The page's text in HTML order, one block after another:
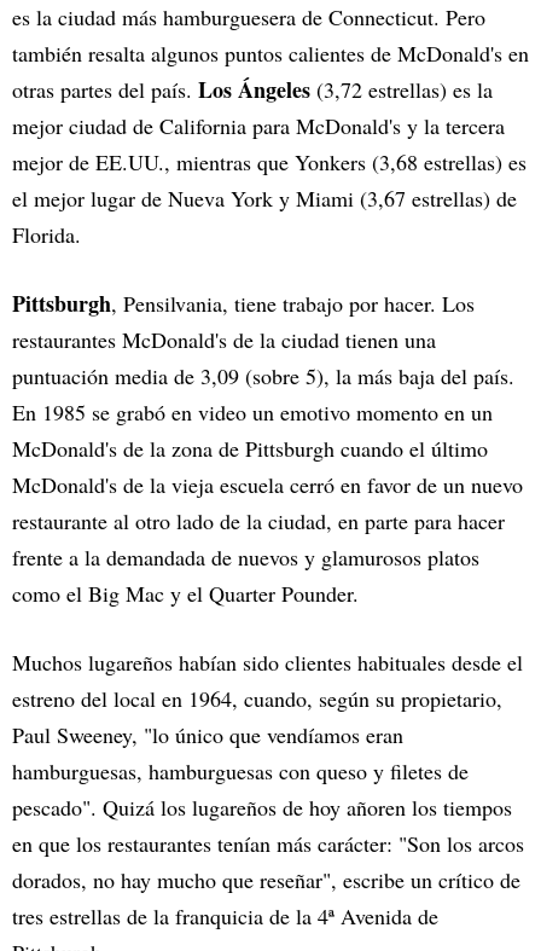
es la ciudad más hamburguesera de Connecticut. Pero
también resalta algunos puntos calientes de McDonald's en
otras partes del país. Los Ángeles (3,72 estrellas) es la
mejor ciudad de California para McDonald's y la tercera
mejor de EE.UU., mientras que Yonkers (3,68 estrellas) es
el mejor lugar de Nueva York y Miami (3,67 estrellas) de
Florida.
Pittsburgh, Pensilvania, tiene trabajo por hacer. Los
restaurantes McDonald's de la ciudad tienen una
puntuación media de 3,09 (sobre 5), la más baja del país.
En 1985 se grabó en video un emotivo momento en un
McDonald's de la zona de Pittsburgh cuando el último
McDonald's de la vieja escuela cerró en favor de un nuevo
restaurante al otro lado de la ciudad, en parte para hacer
frente a la demandada de nuevos y glamurosos platos
como el Big Mac y el Quarter Pounder.
Muchos lugareños habían sido clientes habituales desde el
estreno del local en 1964, cuando, según su propietario,
Paul Sweeney, "lo único que vendíamos eran
hamburguesas, hamburguesas con queso y filetes de
pescado". Quizá los lugareños de hoy añoren los tiempos
en que los restaurantes tenían más carácter: "Son los arcos
dorados, no hay mucho que reseñar", escribe un crítico de
tres estrellas de la franquicia de la 4ª Avenida de